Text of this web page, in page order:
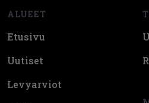
ALUEET
Etusivu
Uutiset
Levyarviot